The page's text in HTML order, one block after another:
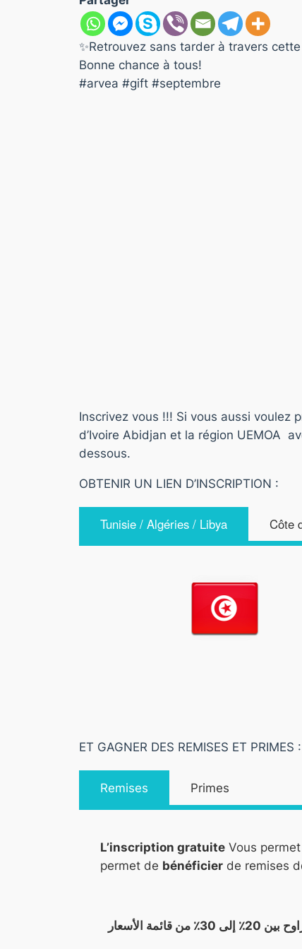
✨Retrouvez sans tarder à travers
Bonne chance à tous!
#arvea #gift #septembre
Inscrivez vous !!! Si vous aussi voulez
d’Ivoire Abidjan et la région UEMOA
dessous.
OBTENIR UN LIEN D’INSCRIPTION :
Tunisie / Algéries / Libya Côte
ET GAGNER DES REMISES ET PRIMES :
Remises Primes
L’inscription gratuite Vous permet
permet de bénéficier de remises
يتيح لك التسجيل المجاني الارتباط مباشرة بالمورد ارفيا ، أي بشكل مباشر ، مما يتيح لك الاستفادة من خصومات تتراوح بين 20٪ إلى 30٪ من قائمة الأسعار